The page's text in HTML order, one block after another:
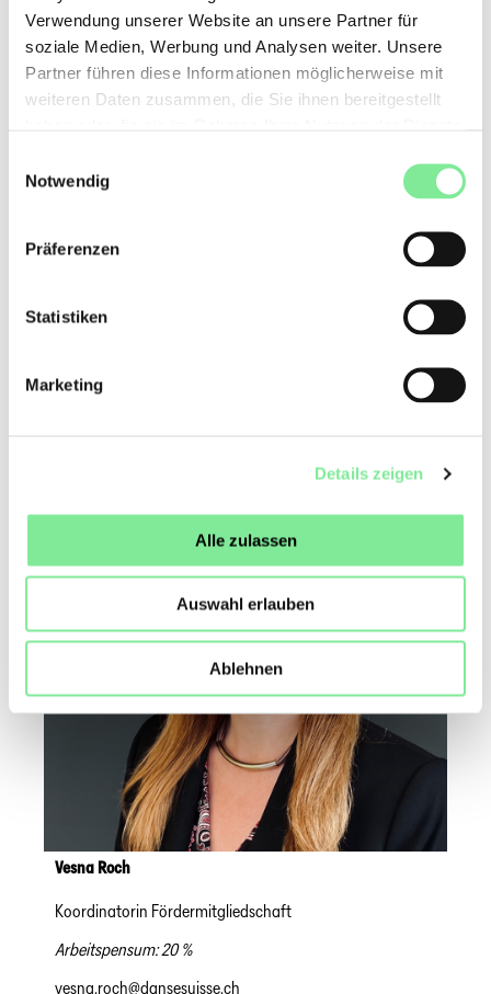
Verwendung unserer Website an unsere Partner für
soziale Medien, Werbung und Analysen weiter. Unsere
Partner führen diese Informationen möglicherweise mit
weiteren Daten zusammen, die Sie ihnen bereitgestellt
Notwendig
Präferenzen
Statistiken
Marketing
Details zeigen
Alle zulassen
Auswahl erlauben
Ablehnen
Paty Flores
Mitgliederbetreuung, Rechnungswesen, Weiterbildungen
Vesna Roch
Vesna Roch
Koordinatorin Fördermitgliedschaft
Arbeitspensum: 20 %
vesna.roch@dansesuisse.ch